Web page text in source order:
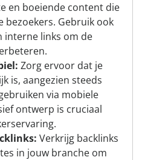
en boeiende content die
bezoekers. Gebruik ook
interne links om de
Zorg ervoor dat je
is, aangezien steeds
via mobiele
ontwerp is cruciaal
Verkrijg backlinks
in jouw branche om